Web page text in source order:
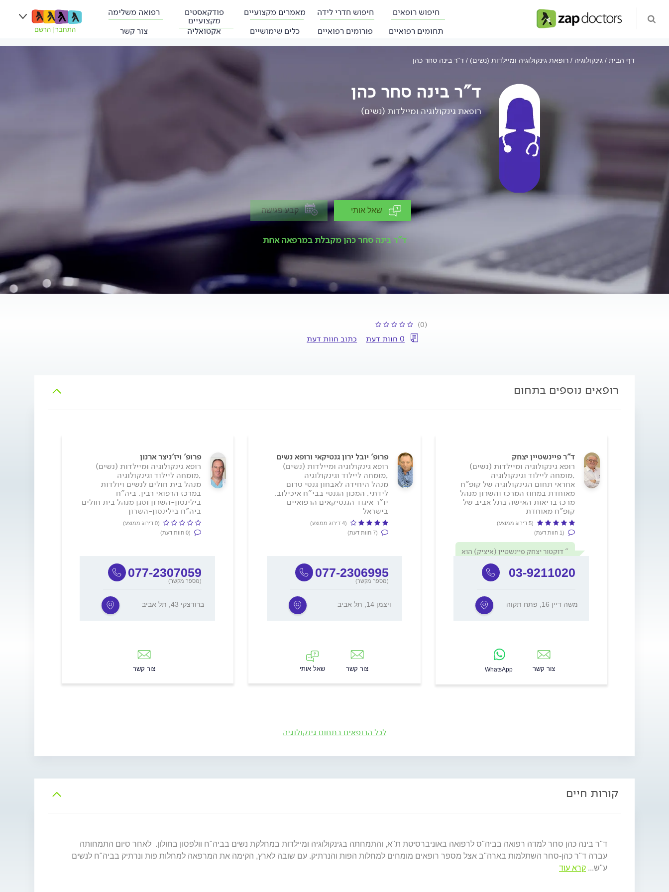
חיפוש רופאים חיפוש חדרי לידה מאמרים מקצועיים פודקאסטים
מקצועיים
רפואה משלימה
תחומים רפואיים
פורומים רפואיים כלים שימושיים אקטואליה צור קשר התחבר הרשם
דף הבית גינקולוגיה רופאת גינקולוגיה ומיילדות (נשים) ד"ר בינה סחר כהן
ד"ר בינה סחר כהן
רופאת גינקולוגיה ומיילדות (נשים)
שאל אותי קבע פגישה
ד"ר בינה סחר כהן מקבלת במרפאה אחת
(0)
0 חוות דעת כתוב חוות דעת
רופאים נוספים בתחום
ד"ר פיינשטיין יצחק
רופא גינקולוגיה ומיילדות (נשים)
,מומחה ליילוד וגינקולוגיה
אחראי תחום הגינקולוגיה של קופ"ח
מאוחדת במחוז המרכז והשרון מנהל
מרכז בריאות האישה בתל אביב של
קופ"ח מאוחדת
(5 דירוג ממוצע)
(1 חוות דעת)
דוקטור יצחק פיינשטיין (איציק) הוא
את הגלולות הראשונות והוא זה...
03-9211020
משה דיין 16, פתח תקוה
צור קשר WhatsApp
פרופ' יובל ירון גנטיקאי ורופא נשים
רופא גינקולוגיה ומיילדות (נשים)
,מומחה ליילוד וגינקולוגיה
מנהל היחידה לאבחון גנטי טרום
לידתי, המכון הגנטי בבי"ח איכילוב,
יו"ר איגוד הגנטיקאים הרפואיים
בישראל
(4 דירוג ממוצע)
(7 חוות דעת)
077-2306995
(מספר מקשר)
ויצמן 14, תל אביב
צור קשר שאל אותי
פרופ' ויז'ניצר ארנון
רופא גינקולוגיה ומיילדות (נשים)
,מומחה ליילוד וגינקולוגיה
מנהל בית חולים לנשים ויולדות
במרכז הרפואי רבין, ביה"ח
בילינסון-השרון וסגן מנהל בית חולים
ביה"ח בילינסון-השרון
(0 דירוג ממוצע)
(0 חוות דעת)
077-2307059
(מספר מקשר)
ברודצקי 43, תל אביב
צור קשר
לכל הרופאים בתחום גינקולוגיה
קורות חיים
ד"ר בינה כהן סחר למדה רפואה בביה"ס לרפואה באוניברסיטת ת"א, והתמחתה בגינקולוגיה ומיילדות במחלקת נשים בביה"ח וולפסון בחולון. לאחר סיום התמחותה
עברה ד"ר כהן-סחר השתלמות בארה"ב אצל מספר רופאים מומחים למחלות הפות והנרתיק. עם שובה לארץ, הקימה את המרפאה למחלות פות ונרתיק בביה"ח לנשים
ע"ש... קרא עוד